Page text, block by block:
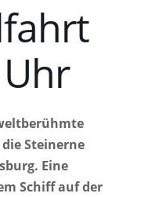
Steinerne
Eine
Schiff auf der